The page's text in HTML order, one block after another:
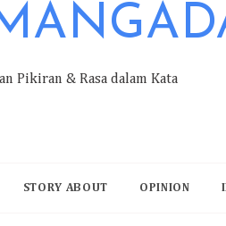
Pikiran & Rasa dalam Kata
STORY ABOUT OPINION